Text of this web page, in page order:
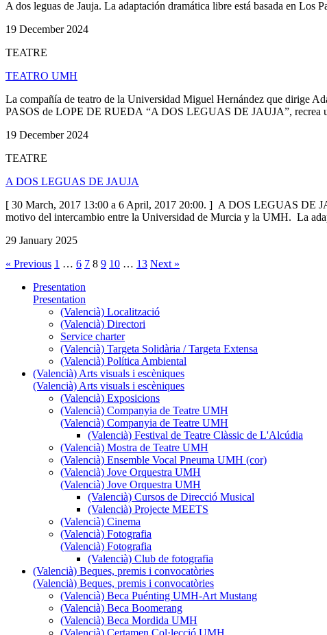
A dos leguas de Jauja. La adaptación dramática libre está basada en Los
19 December 2024
TEATRE
TEATRO UMH
La compañía de teatro de la Universidad Miguel Hernández que dirige
PASOS de LOPE DE RUEDA “A DOS LEGUAS DE JAUJA”, recrea
19 December 2024
TEATRE
A DOS LEGUAS DE JAUJA
[ 30 March, 2017 13:00 a 6 April, 2017 20:00. ] A DOS LEGUAS DE
motivo del intercambio entre la Universidad de Murcia y la UMH. La
29 January 2025
« Previous 1 … 6 7 8 9 10 … 13 Next »
Presentation
Presentation
(Valencià) Localització
(Valencià) Directori
Service charter
(Valencià) Targeta Solidària / Targeta Extensa
(Valencià) Política Ambiental
(Valencià) Arts visuals i escèniques
(Valencià) Arts visuals i escèniques
(Valencià) Exposicions
(Valencià) Companyia de Teatre UMH
(Valencià) Companyia de Teatre UMH
(Valencià) Festival de Teatre Clàssic de L'Alcúdia
(Valencià) Mostra de Teatre UMH
(Valencià) Ensemble Vocal Pneuma UMH (cor)
(Valencià) Jove Orquestra UMH
(Valencià) Jove Orquestra UMH
(Valencià) Cursos de Direcció Musical
(Valencià) Projecte MEETS
(Valencià) Cinema
(Valencià) Fotografia
(Valencià) Fotografia
(Valencià) Club de fotografia
(Valencià) Beques, premis i convocatòries
(Valencià) Beques, premis i convocatòries
(Valencià) Beca Puénting UMH-Art Mustang
(Valencià) Beca Boomerang
(Valencià) Beca Mordida UMH
(Valencià) Certamen Col·lecció UMH